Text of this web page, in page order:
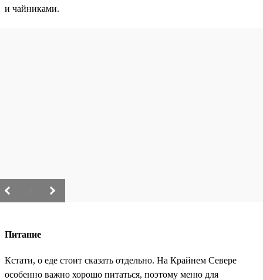
и чайниками.
Питание
Кстати, о еде стоит сказать отдельно. На Крайнем Севере
особенно важно хорошо питаться, поэтому меню для